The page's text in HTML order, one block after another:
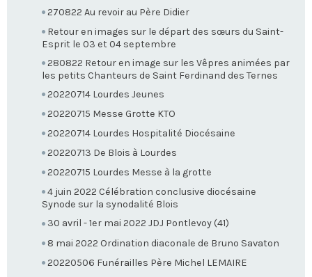
270822 Au revoir au Père Didier
Retour en images sur le départ des sœurs du Saint-
Esprit le 03 et 04 septembre
280822 Retour en image sur les Vêpres animées par
les petits Chanteurs de Saint Ferdinand des Ternes
20220714 Lourdes Jeunes
20220715 Messe Grotte KTO
20220714 Lourdes Hospitalité Diocésaine
20220713 De Blois à Lourdes
20220715 Lourdes Messe à la grotte
4 juin 2022 Célébration conclusive diocésaine
Synode sur la synodalité Blois
30 avril - 1er mai 2022 JDJ Pontlevoy (41)
8 mai 2022 Ordination diaconale de Bruno Savaton
20220506 Funérailles Père Michel LEMAIRE